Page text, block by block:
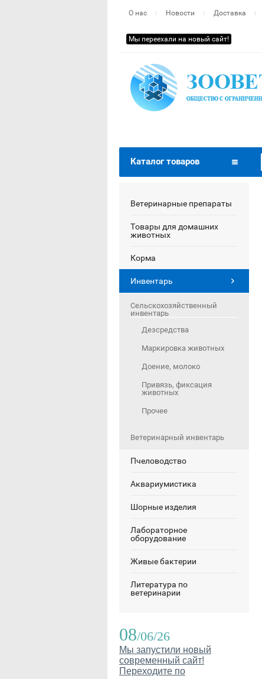
О нас Новости Доставка
Мы переехали на новый сайт!
Каталог товаров
Ветеринарные препараты
Товары для домашних
животных
Корма
Инвентарь
Сельскохозяйственный
инвентарь
Дезсредства
Маркировка животных
Доение, молоко
Привязь, фиксация
животных
Прочее
Ветеринарный инвентарь
Пчеловодство
Аквариумистика
Шорные изделия
Лабораторное
оборудование
Живые бактерии
Литература по
ветеринарии
08/06/26
Мы запустили новый
современный сайт!
Переходите по